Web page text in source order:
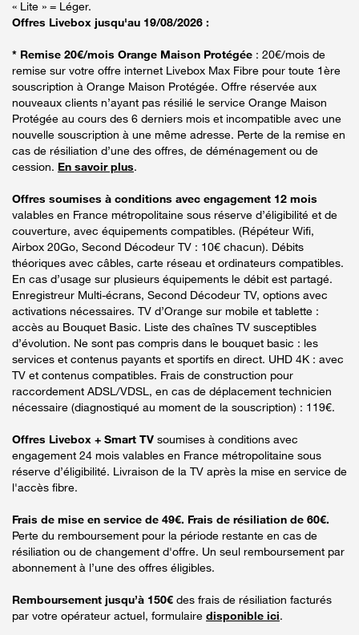
« Lite » = Léger.
Offres Livebox jusqu'au 19/08/2026 :
* Remise 20€/mois Orange Maison Protégée : 20€/mois de
remise sur votre offre internet Livebox Max Fibre pour toute 1ère
souscription à Orange Maison Protégée. Offre réservée aux
nouveaux clients n’ayant pas résilié le service Orange Maison
Protégée au cours des 6 derniers mois et incompatible avec une
nouvelle souscription à une même adresse. Perte de la remise en
cas de résiliation d’une des offres, de déménagement ou de
cession. En savoir plus.
Offres soumises à conditions avec engagement 12 mois
valables en France métropolitaine sous réserve d’éligibilité et de
couverture, avec équipements compatibles. (Répéteur Wifi,
Airbox 20Go, Second Décodeur TV : 10€ chacun). Débits
théoriques avec câbles, carte réseau et ordinateurs compatibles.
En cas d’usage sur plusieurs équipements le débit est partagé.
Enregistreur Multi-écrans, Second Décodeur TV, options avec
activations nécessaires. TV d’Orange sur mobile et tablette :
accès au Bouquet Basic. Liste des chaînes TV susceptibles
d’évolution. Ne sont pas compris dans le bouquet basic : les
services et contenus payants et sportifs en direct. UHD 4K : avec
TV et contenus compatibles. Frais de construction pour
raccordement ADSL/VDSL, en cas de déplacement technicien
nécessaire (diagnostiqué au moment de la souscription) : 119€.
Offres Livebox + Smart TV soumises à conditions avec
engagement 24 mois valables en France métropolitaine sous
réserve d’éligibilité. Livraison de la TV après la mise en service de
l'accès fibre.
Frais de mise en service de 49€. Frais de résiliation de 60€.
Perte du remboursement pour la période restante en cas de
résiliation ou de changement d'offre. Un seul remboursement par
abonnement à l’une des offres éligibles.
Remboursement jusqu’à 150€ des frais de résiliation facturés
par votre opérateur actuel, formulaire disponible ici.